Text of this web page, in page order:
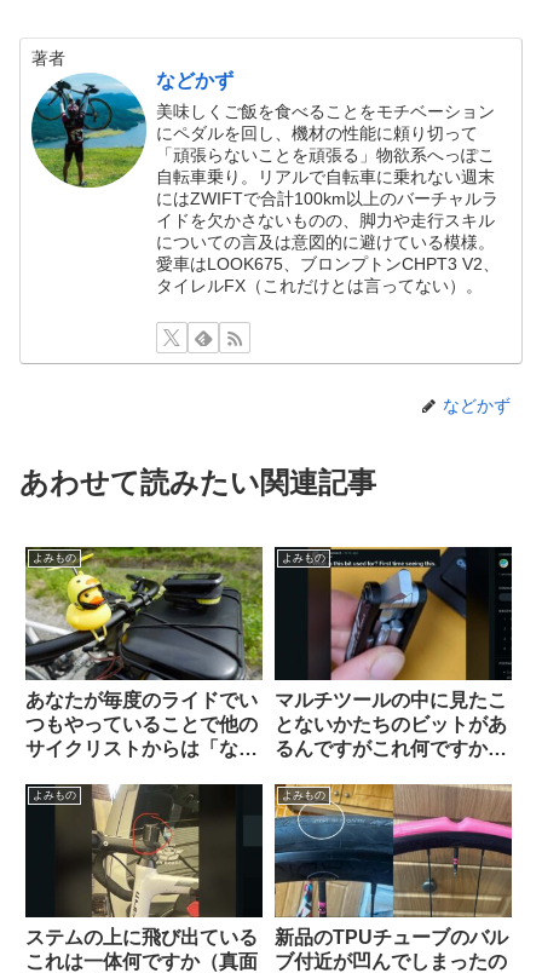
著者
などかず
美味しくご飯を食べることをモチベーション
にペダルを回し、機材の性能に頼り切って
「頑張らないことを頑張る」物欲系へっぽこ
自転車乗り。リアルで自転車に乗れない週末
にはZWIFTで合計100km以上のバーチャルラ
イドを欠かさないものの、脚力や走行スキル
についての言及は意図的に避けている模様。
愛車はLOOK675、ブロンプトンCHPT3 V2、
タイレルFX（これだけとは言ってない）。
などかず
あわせて読みたい関連記事
よみもの
あなたが毎度のライドでい
つもやっていることで他の
サイクリストからは「なん
うなことを教えて下さい
【みんな違ってみんない
よみもの
マルチツールの中に見たこ
とないかたちのビットがあ
るんですがこれ何ですか？
と詰むやつ】
よみもの
ステムの上に飛び出ている
これは一体何ですか（真面
よみもの
新品のTPUチューブのバル
ブ付近が凹んでしまったの